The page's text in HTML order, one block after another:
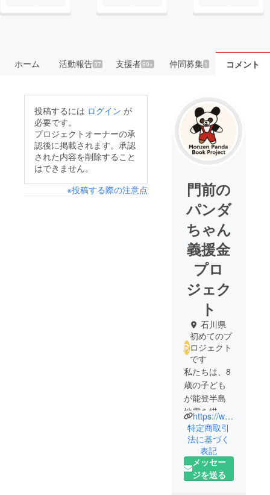
ホーム 活動報告37 支援者99+ 仲間募集 1 コメント
投稿するには ログイン が
必要です。
プロジェクトオーナーの承
認後に掲載されます。承認
された内容を削除すること
はできません。
※投稿する際の注意点
門前の
パンダ
ちゃん
義援金
プロ
ジェク
ト
石川県
初めてのプ
ロジェクト
です
私たちは、8
歳の子ども
が能登半島
地震を描い
た絵本「門
前のパンダ
ちゃん」を
通じて、地
震の風化を
https://www.instagram.com/monzen_panda?igsh=MmpvYnpqMWdtdGVk&utm_source=qr
特定商取引
法に基づく
表記
メッセー
ジを送る